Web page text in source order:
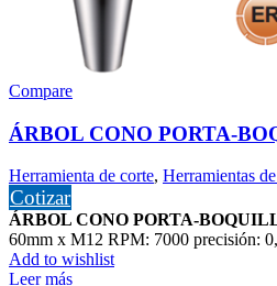
Compare
ÁRBOL CONO PORTA-
Herramienta de corte, Herramientas
Cotizar
ÁRBOL CONO PORTA-
60mm x M12 RPM: 7000 precisión:
Add to wishlist
Leer más